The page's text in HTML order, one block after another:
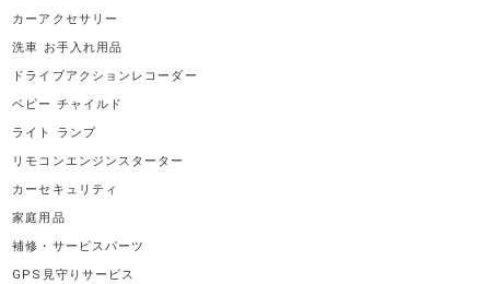
カーアクセサリー
洗車 お手入れ用品
ドライブアクションレコーダー
ベビー チャイルド
ライト ランプ
リモコンエンジンスターター
カーセキュリティ
家庭用品
補修・サービスパーツ
GPS見守りサービス